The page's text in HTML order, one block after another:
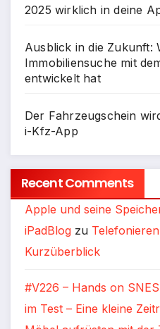
2025 wirklich in deine
Ausblick in die Zukunft:
Immobiliensuche mit
entwickelt hat
Der Fahrzeugschein
i-Kfz-App
Recent Comments
Apple und seine
iPadBlog zu
Kurzüberblick
#V226 – Hands on
im Test – Eine kleine